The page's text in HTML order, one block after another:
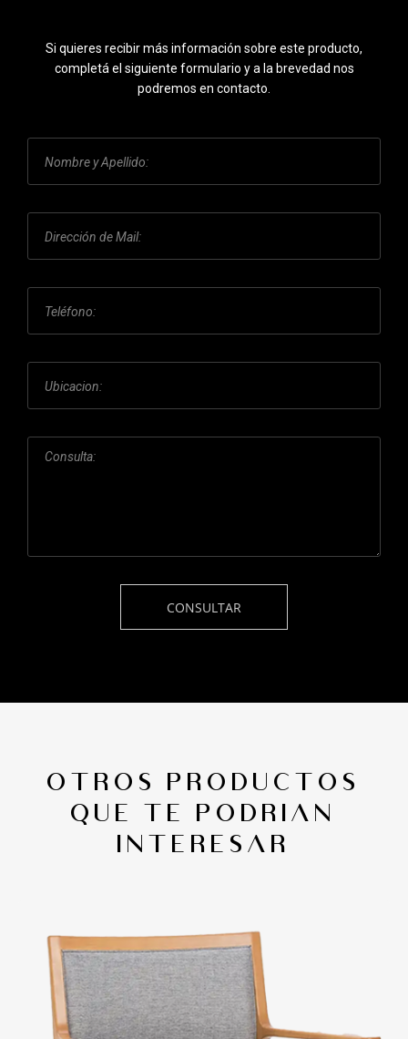
Si quieres recibir más información sobre este producto,
completá el siguiente formulario y a la brevedad nos
podremos en contacto.